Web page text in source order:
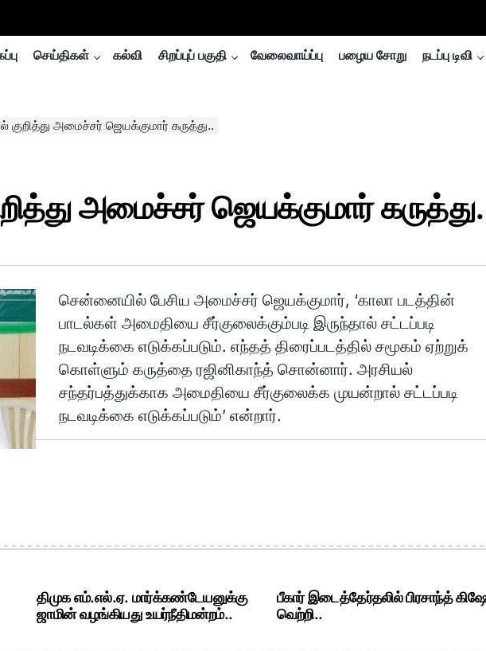
செய்திகள் கல்வி சிறப்புப் பகுதி வேலைவாய்ப்பு பழைய சோறு நடப்பு டிவி
குறித்து அமைச்சர் ஜெயக்குமார் கருத்து..
அமைச்சர் ஜெயக்குமார்
சென்னையில் பேசிய அமைச்சர் ஜெயக்குமார், ‘காலா படத்தின்
பாடல்கள் அமைதியை சீர்குலைக்கும்படி இருந்தால் சட்டப்படி
நடவடிக்கை எடுக்கப்படும். எந்தத் திரைப்படத்தில் சமூகம் ஏற்றுக்
கொள்ளும் கருத்தை ரஜினிகாந்த் சொன்னார். அரசியல்
சந்தர்பத்துக்காக அமைதியை சீர்குலைக்க முயன்றால் சட்டப்படி
நடவடிக்கை எடுக்கப்படும்’ என்றார்.
திமுக எம்.எல்.ஏ. மார்க்கண்டேயனுக்கு
ஜாமின் வழங்கியது உயர்நீதிமன்றம்..
பீகார் இடைத்தேர்தலில் பிரசாந்த்
வெற்றி..